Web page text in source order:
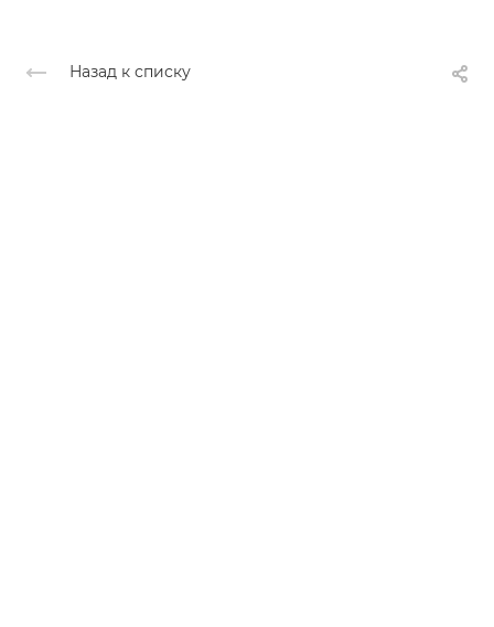
Назад к списку